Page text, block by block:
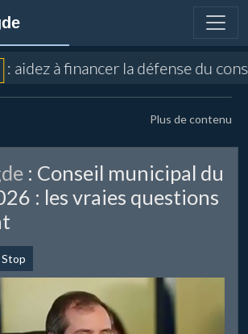
à financer la défense du
Plus de contenu
: Conseil municipal du
: les vraies questions
Stop